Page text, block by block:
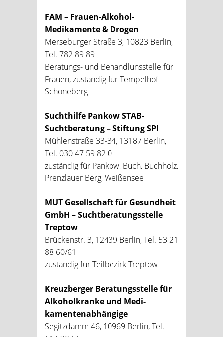
FAM – Frauen-Alkohol-
Medikamente & Drogen
Merseburger Straße 3, 10823 Berlin,
Tel. 782 89 89
Beratungs- und Behandlunsstelle für
Frauen, zuständig für Tempelhof-
Schöneberg
Suchthilfe Pankow STAB-
Suchtberatung – Stiftung SPI
Mühlenstraße 33-34, 13187 Berlin,
Tel. 030 47 59 82 0
zuständig für Pankow, Buch, Buchholz,
Prenzlauer Berg, Weißensee
MUT Gesellschaft für Gesundheit
GmbH – Suchtberatungsstelle
Treptow
Brückenstr. 3, 12439 Berlin, Tel. 53 21
88 60/61
zuständig für Teilbezirk Treptow
Kreuzberger Beratungsstelle für
Alkoholkranke und Medi­
kamentenabhängige
Segitzdamm 46, 10969 Berlin, Tel.